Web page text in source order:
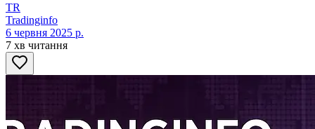
TR
Tradinginfo
6 червня 2025 р.
7 хв читання